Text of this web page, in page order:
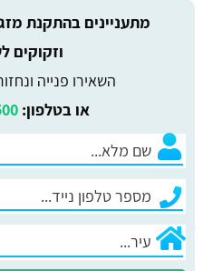
מתעניינים בהתקנת
וזקוקים
השאירו פנייה
או בטלפון: